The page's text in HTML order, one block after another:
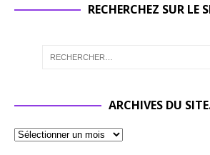
RECHERCHEZ SUR LE
ARCHIVES DU